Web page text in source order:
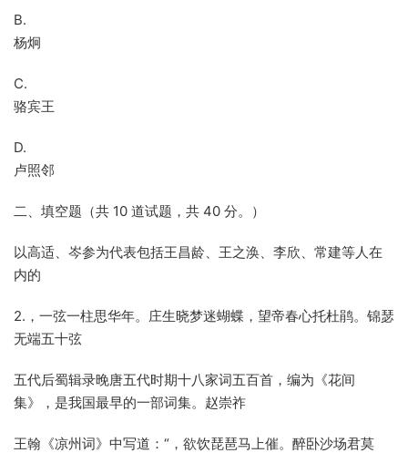
B.
杨炯
C.
骆宾王
D.
卢照邻
二、填空题（共 10 道试题，共 40 分。）
以高适、岑参为代表包括王昌龄、王之涣、李欣、常建等人在
内的
2.，一弦一柱思华年。庄生晓梦迷蝴蝶，望帝春心托杜鹃。锦瑟
无端五十弦
五代后蜀辑录晚唐五代时期十八家词五百首，编为《花间
集》，是我国最早的一部词集。赵崇祚
王翰《凉州词》中写道：“，欲饮琵琶马上催。醉卧沙场君莫